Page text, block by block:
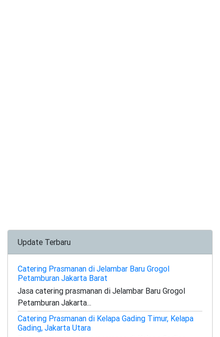
Update Terbaru
Catering Prasmanan di Jelambar Baru Grogol
Petamburan Jakarta Barat
Jasa catering prasmanan di Jelambar Baru Grogol
Petamburan Jakarta...
Catering Prasmanan di Kelapa Gading Timur, Kelapa
Gading, Jakarta Utara